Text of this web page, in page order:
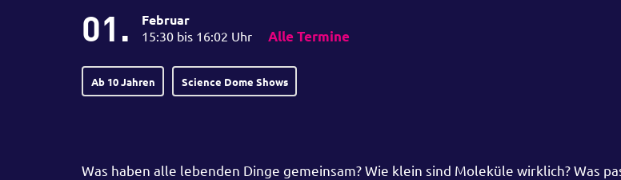
01. Februar
15:30 bis 16:02 Uhr Alle Termine
Ab 10 Jahren Science Dome Shows
Was haben alle lebenden Dinge gemeinsam? Wie klein sind Moleküle wirklich? Was